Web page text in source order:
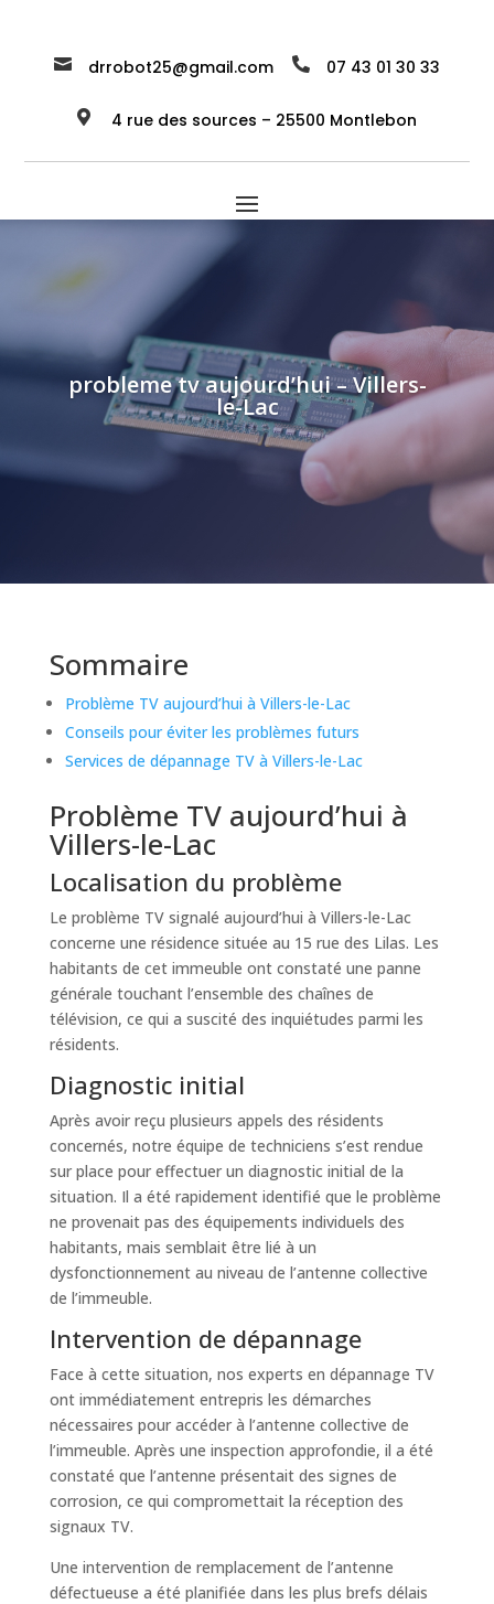
 drrobot25@gmail.com  07 43 01 30 33
 4 rue des sources – 25500 Montlebon
probleme tv aujourd’hui – Villers-
le-Lac
Sommaire
Problème TV aujourd’hui à Villers-le-Lac
Conseils pour éviter les problèmes futurs
Services de dépannage TV à Villers-le-Lac
Problème TV aujourd’hui à
Villers-le-Lac
Localisation du problème
Le problème TV signalé aujourd’hui à Villers-le-Lac
concerne une résidence située au 15 rue des Lilas. Les
habitants de cet immeuble ont constaté une panne
générale touchant l’ensemble des chaînes de
télévision, ce qui a suscité des inquiétudes parmi les
résidents.
Diagnostic initial
Après avoir reçu plusieurs appels des résidents
concernés, notre équipe de techniciens s’est rendue
sur place pour effectuer un diagnostic initial de la
situation. Il a été rapidement identifié que le problème
ne provenait pas des équipements individuels des
habitants, mais semblait être lié à un
dysfonctionnement au niveau de l’antenne collective
de l’immeuble.
Intervention de dépannage
Face à cette situation, nos experts en dépannage TV
ont immédiatement entrepris les démarches
nécessaires pour accéder à l’antenne collective de
l’immeuble. Après une inspection approfondie, il a été
constaté que l’antenne présentait des signes de
corrosion, ce qui compromettait la réception des
signaux TV.
Une intervention de remplacement de l’antenne
défectueuse a été planifiée dans les plus brefs délais